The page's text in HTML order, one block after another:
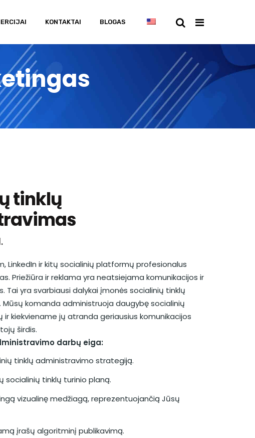
KONTAKTAI BLOGAS
tinklų
LinkedIn ir kitų socialinių platformų profesionalus
Priežiūra ir reklama yra neatsiejama komunikacijos ir
Tai yra svarbiausi dalykai įmonės socialinių tinklų
Mūsų komanda administruoja daugybę socialinių
ir kiekviename jų atranda geriausius komunikacijos
širdis.
darbų eiga:
tinklų administravimo strategiją.
socialinių tinklų turinio planą.
vizualinę medžiagą, reprezentuojančią Jūsų
įrašų algoritminį publikavimą.